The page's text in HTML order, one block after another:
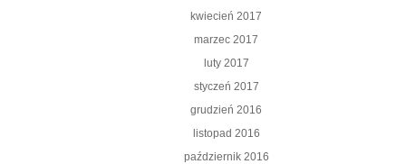
kwiecień 2017
marzec 2017
luty 2017
styczeń 2017
grudzień 2016
listopad 2016
październik 2016